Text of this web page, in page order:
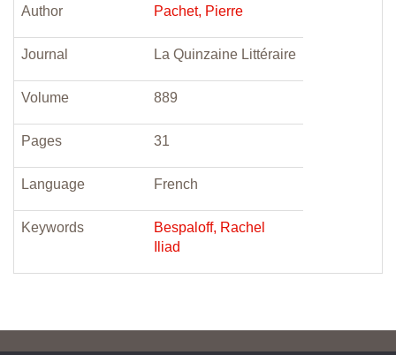
Author Pachet, Pierre
Journal La Quinzaine Littéraire
Volume 889
Pages 31
Language French
Keywords
Bespaloff, Rachel
Iliad